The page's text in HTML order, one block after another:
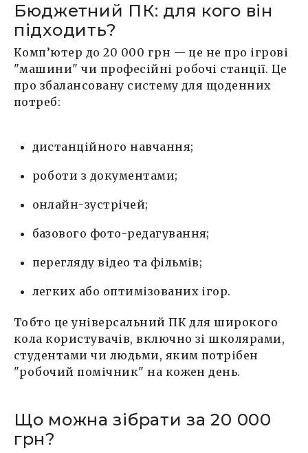
Бюджетний ПК: для кого він
підходить?
Комп’ютер до 20 000 грн — це не про ігрові
"машини" чи професійні робочі станції. Це
про збалансовану систему для щоденних
потреб:
дистанційного навчання;
роботи з документами;
онлайн-зустрічей;
базового фото-редагування;
перегляду відео та фільмів;
легких або оптимізованих ігор.
Тобто це універсальний ПК для широкого
кола користувачів, включно зі школярами,
студентами чи людьми, яким потрібен
"робочий помічник" на кожен день.
Що можна зібрати за 20 000
грн?